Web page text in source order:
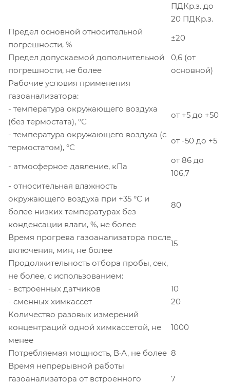
ПДКр.з. до
20 ПДКр.з.
Предел основной относительной
погрешности, %
±20
Предел допускаемой дополнительной
погрешности, не более
0,6 (от
основной)
Рабочие условия применения
газоанализатора:
- температура окружающего воздуха
(без термостата), °С
от +5 до +50
- температура окружающего воздуха (с
термостатом), °С
от -50 до +5
- атмосферное давление, кПа
от 86 до
106,7
- относительная влажность
окружающего воздуха при +35 °С и
более низких температурах без
конденсации влаги, %, не более
80
Время прогрева газоанализатора после
включения, мин, не более
15
Продолжительность отбора пробы, сек,
не более, с использованием:
- встроенных датчиков
10
- сменных химкассет
20
Количество разовых измерений
концентраций одной химкассетой, не
менее
1000
Потребляемая мощность, В·А, не более 8
Время непрерывной работы
газоанализатора от встроенного
7